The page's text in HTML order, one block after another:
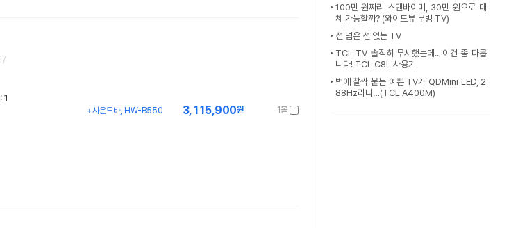
/
: 1
1몰
3,115,900원
+사운드바, HW-B550
100만 원짜리 스탠바이미, 30만 원으로 대
체 가능할까? (와이드뷰 무빙 TV)
선 넘은 선 없는 TV
TCL TV 솔직히 무시했는데.. 이건 좀 다릅
니다! TCL C8L 사용기
벽에 찰싹 붙는 예쁜 TV가 QDMini LED, 2
88Hz라니…(TCL A400M)